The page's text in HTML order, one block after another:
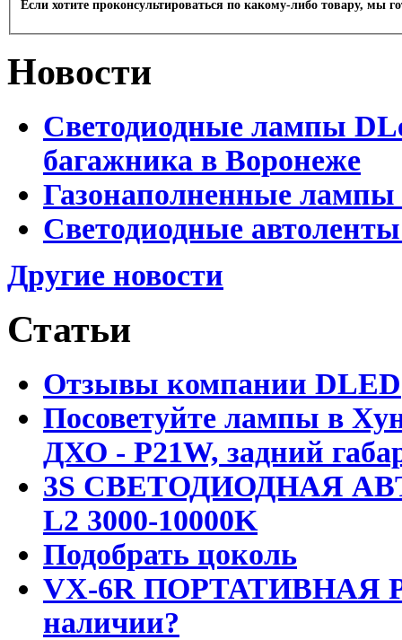
Если хотите проконсультироваться по какому-либо товару, мы
Новости
Светодиодные лампы
багажника в Воронеже
Газонаполненные
Светодиодные
Другие новости
Статьи
Отзывы компании DLED
Посоветуйте лампы в
ДХО - P21W, задний
3S СВЕТОДИОДНАЯ
L2 3000-10000K
Подобрать цоколь
VX-6R ПОРТАТИВНАЯ
наличии?